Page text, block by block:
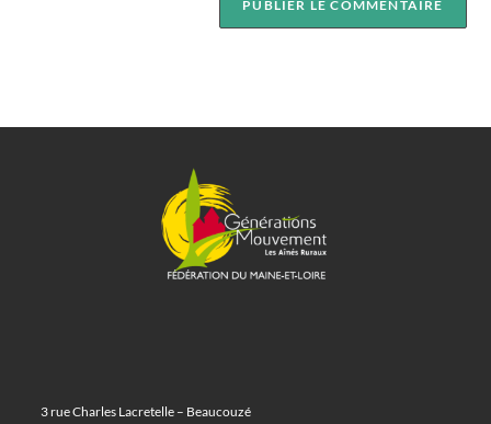
3 rue Charles Lacretelle – Beaucouzé